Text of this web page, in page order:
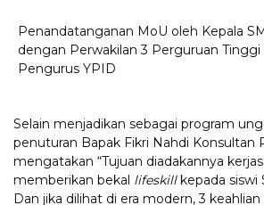
Penandatanganan MoU oleh Kepala
dengan Perwakilan 3 Perguruan
Pengurus YPID
Selain menjadikan sebagai program
penuturan Bapak Fikri Nahdi Konsultan
mengatakan “Tujuan diadakannya
memberikan bekal lifeskillkepada siswi
Dan jika dilihat di era modern, 3